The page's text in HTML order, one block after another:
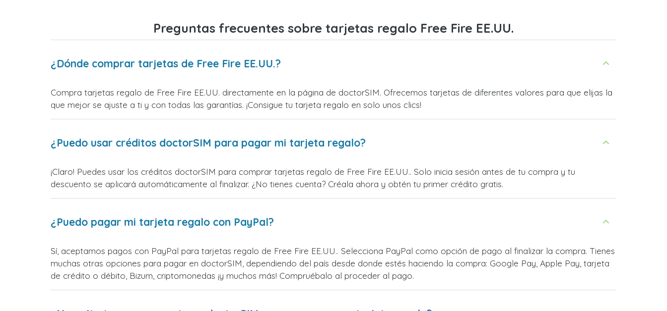
Preguntas frecuentes sobre tarjetas regalo Free Fire EE.UU.
¿Dónde comprar tarjetas de Free Fire EE.UU.?
Compra tarjetas regalo de Free Fire EE.UU. directamente en la página de doctorSIM. Ofrecemos tarjetas de diferentes valores para que elijas la
que mejor se ajuste a ti y con todas las garantías. ¡Consigue tu tarjeta regalo en solo unos clics!
¿Puedo usar créditos doctorSIM para pagar mi tarjeta regalo?
¡Claro! Puedes usar los créditos doctorSIM para comprar tarjetas regalo de Free Fire EE.UU.. Solo inicia sesión antes de tu compra y tu
descuento se aplicará automáticamente al finalizar. ¿No tienes cuenta? Créala ahora y obtén tu primer crédito gratis.
¿Puedo pagar mi tarjeta regalo con PayPal?
Sí, aceptamos pagos con PayPal para tarjetas regalo de Free Fire EE.UU.. Selecciona PayPal como opción de pago al finalizar la compra. Tienes
muchas otras opciones para pagar en doctorSIM, dependiendo del país desde donde estés haciendo la compra: Google Pay, Apple Pay, tarjeta
de crédito o débito, Bizum, criptomonedas ¡y muchos más! Compruébalo al proceder al pago.